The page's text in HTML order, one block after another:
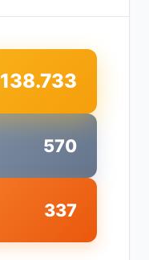
570
138.733
337